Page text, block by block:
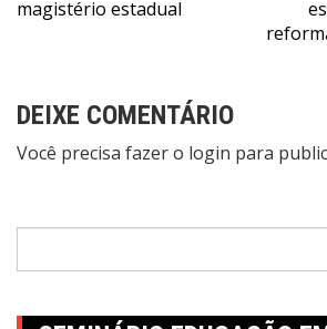
de
magistério estadual
DEIXE COMENTÁRIO
Você precisa fazer o login para